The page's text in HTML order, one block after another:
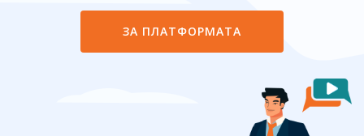
ЗА ПЛАТФОРМАТА